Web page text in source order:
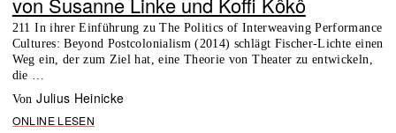
211 In ihrer Einführung zu The Politics of Interweaving Performance
Cultures: Beyond Postcolonialism (2014) schlägt Fischer-Lichte einen
Weg ein, der zum Ziel hat, eine Theorie von Theater zu entwickeln,
die …
von Julius Heinicke
ONLINE LESEN